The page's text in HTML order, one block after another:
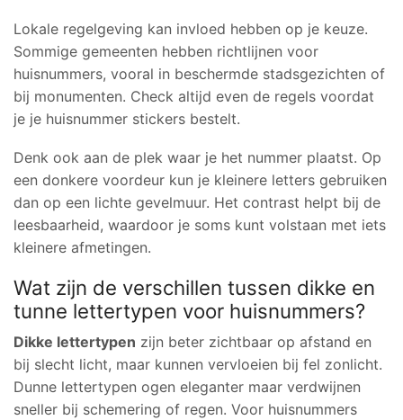
Lokale regelgeving kan invloed hebben op je keuze.
Sommige gemeenten hebben richtlijnen voor
huisnummers, vooral in beschermde stadsgezichten of
bij monumenten. Check altijd even de regels voordat
je je huisnummer stickers bestelt.
Denk ook aan de plek waar je het nummer plaatst. Op
een donkere voordeur kun je kleinere letters gebruiken
dan op een lichte gevelmuur. Het contrast helpt bij de
leesbaarheid, waardoor je soms kunt volstaan met iets
kleinere afmetingen.
Wat zijn de verschillen tussen dikke en
tunne lettertypen voor huisnummers?
Dikke lettertypen zijn beter zichtbaar op afstand en
bij slecht licht, maar kunnen vervloeien bij fel zonlicht.
Dunne lettertypen ogen eleganter maar verdwijnen
sneller bij schemering of regen. Voor huisnummers